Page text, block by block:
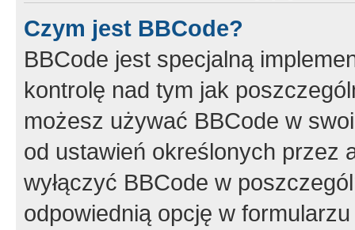
Czym jest BBCode?
BBCode jest specjalną
kontrolę nad tym jak
możesz używać BBCode w
od ustawień określonych przez
wyłączyć BBCode w
odpowiednią opcję w